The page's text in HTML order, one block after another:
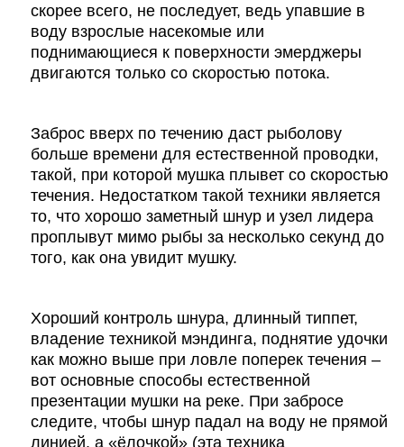
скорее всего, не последует, ведь упавшие в
воду взрослые насекомые или
поднимающиеся к поверхности эмерджеры
двигаются только со скоростью потока.
Заброс вверх по течению даст рыболову
больше времени для естественной проводки,
такой, при которой мушка плывет со скоростью
течения. Недостатком такой техники является
то, что хорошо заметный шнур и узел лидера
проплывут мимо рыбы за несколько секунд до
того, как она увидит мушку.
Хороший контроль шнура, длинный типпет,
владение техникой мэндинга, поднятие удочки
как можно выше при ловле поперек течения –
вот основные способы естественной
презентации мушки на реке. При забросе
следите, чтобы шнур падал на воду не прямой
линией, а «ёлочкой» (эта техника